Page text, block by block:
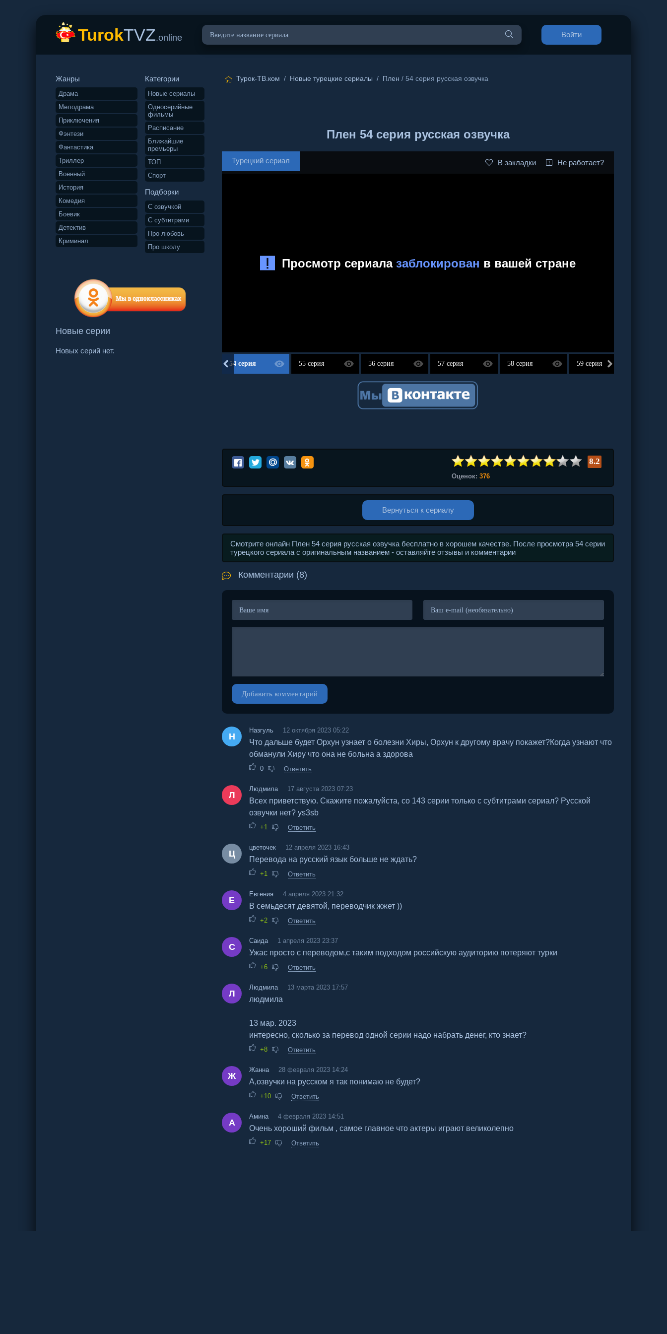
TurokTVZ.online Войти
Жанры
Драма
Мелодрама
Приключения
Фэнтези
Фантастика
Триллер
Военный
История
Комедия
Боевик
Детектив
Криминал
Категории
Новые сериалы
Односерийные
фильмы
Расписание
Ближайшие
премьеры
ТОП
Спорт
Подборки
С озвучкой
С субтитрами
Про любовь
Про школу
Новые серии
Новых серий нет.
Турок-ТВ.ком / Новые турецкие сериалы / Плен / 54 серия русская озвучка
Плен 54 серия русская озвучка
Турецкий сериал В закладки Не работает?
54 серия 55 серия 56 серия 57 серия 58 серия 59 серия
8.2
Оценок: 376
Вернуться к сериалу
Смотрите онлайн Плен 54 серия русская озвучка бесплатно в хорошем качестве. После просмотра 54 серии
турецкого сериала с оригинальным названием - оставляйте отзывы и комментарии
Комментарии (8)
Добавить комментарий
Н
Назгуль 12 октября 2023 05:22
Что дальше будет Орхун узнает о болезни Хиры, Орхун к другому врачу покажет?Когда узнают что
обманули Хиру что она не больна а здорова
0 Ответить
Л
Людмила 17 августа 2023 07:23
Всех приветствую. Скажите пожалуйста, со 143 серии только с субтитрами сериал? Русской
озвучки нет? ys3sb
+1 Ответить
Ц
цветочек 12 апреля 2023 16:43
Перевода на русский язык больше не ждать?
+1 Ответить
Е
Евгения 4 апреля 2023 21:32
В семьдесят девятой, переводчик жжет ))
+2 Ответить
С
Саида 1 апреля 2023 23:37
Ужас просто с переводом,с таким подходом российскую аудиторию потеряют турки
+6 Ответить
Л
Людмила 13 марта 2023 17:57
людмила
13 мар. 2023
интересно, сколько за перевод одной серии надо набрать денег, кто знает?
+8 Ответить
Ж
Жанна 28 февраля 2023 14:24
А,озвучки на русском я так понимаю не будет?
+10 Ответить
А
Амина 4 февраля 2023 14:51
Очень хороший фильм , самое главное что актеры играют великолепно
+17 Ответить